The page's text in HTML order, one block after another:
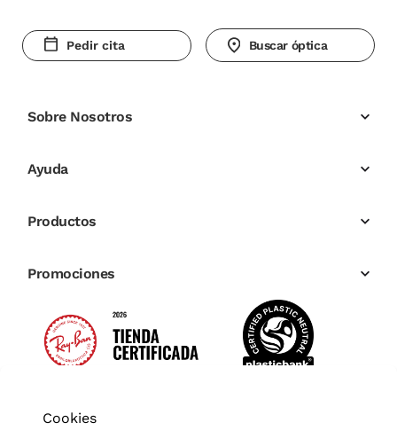
Pedir cita Buscar óptica
Sobre Nosotros
Ayuda
Productos
Promociones
Cookies